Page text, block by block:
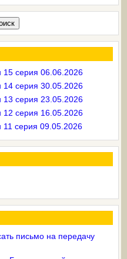
15 серия 06.06.2026
14 серия 30.05.2026
13 серия 23.05.2026
12 серия 16.05.2026
11 серия 09.05.2026
письмо на передачу